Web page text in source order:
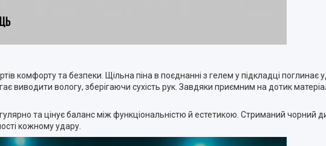
комфорту та безпеки. Щільна піна в поєднанні з гелем у підкладці
виводити вологу, зберігаючи сухість рук. Завдяки приємним на дотик
та цінує баланс між функціональністю й естетикою. Стриманий чорний
кожному удару.